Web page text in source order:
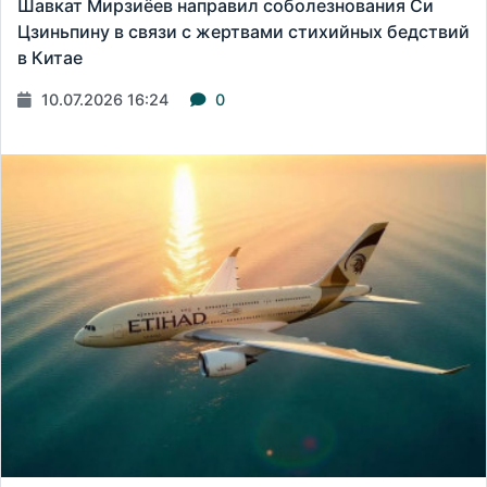
Шавкат Мирзиёев направил соболезнования Си
Цзиньпину в связи с жертвами стихийных бедствий
в Китае
10.07.2026 16:24 0